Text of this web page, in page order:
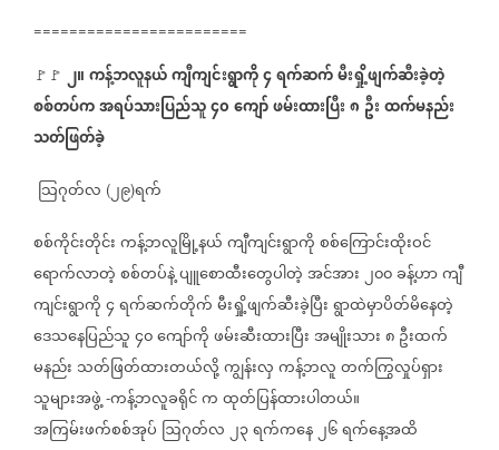
========================
🚩🚩 ၂။ကန့်ဘလူနယ်ကျီကျင်းရွာကို၄ရက်ဆက်မီးရှို့ဖျက်ဆီးခဲ့တဲ့
စစ်တပ်ကအရပ်သားပြည်သူ၄၀ကျော်ဖမ်းထားပြီး၈ ဦးထက်မနည်း
သတ်ဖြတ်ခဲ့
သြဂုတ်လ (၂၉)ရက်
စစ်ကိုင်းတိုင်းကန့်ဘလူမြို့နယ်ကျီကျင်းရွာကိုစစ်ကြောင်းထိုးဝင်
ရောက်လာတဲ့စစ်တပ်နဲ့ပျူစောထီးတွေပါတဲ့အင်အား၂၀၀ခန့်ဟာကျီ
ကျင်းရွာကို၄ရက်ဆက်တိုက်မီးရှို့ဖျက်ဆီးခဲ့ပြီးရွာထဲမှာပိတ်မိနေတဲ့
ဒေသနေပြည်သူ၄၀ကျော်ကိုဖမ်းဆီးထားပြီးအမျိုးသား၈ဦးထက်
မနည်း သတ်ဖြတ်ထားတယ်လို့ကျွန်းလှကန့်ဘလူတက်ကြွလှုပ်ရှား
သူများအဖွဲ့ -ကန့်ဘလူခရိုင်ကထုတ်ပြန်ထားပါတယ်။
အကြမ်းဖက်စစ်အုပ် ဩဂုတ်လ၂၃ရက်ကနေ၂၆ရက်နေ့အထိ